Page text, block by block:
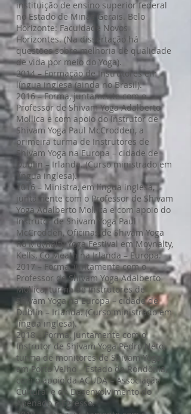
instituição de ensino superior federal
no Estado de Minas Gerais. Belo
Horizonte: Faculdade Novos
Horizontes. (Na dissertação há
questões sobre melhoria de qualidade
de vida por meio do Yoga).
2014 – Formação de Instrutores em
língua inglesa (ainda no Brasil).
2016 – Forma, juntamente com o
Professor de Shivam Yoga Adalberto
Mollica e com apoio do Instrutor de
Shivam Yoga Paul McCrodden, a
primeira turma de Instrutores de
Shivam Yoga na Europa – cidade de
Dublin – Irlanda. (Curso ministrado em
língua inglesa).
2016 – Ministra, em língua inglesa,
juntamente com o Professor de Shivam
Yoga Adalberto Mollica e com apoio do
Instrutor de Shivam Yoga Paul
McCrodden, Oficinas de Shivam Yoga
no Moynalty Yoga Festival em Moynalty,
Kells, Co Meath na Irlanda – Europa.
2017 – Forma, juntamente com o
Professor de Shivam Yoga Adalberto
Mollica, turma de Instrutores de
Shivam Yoga na Europa – cidade de
Dublin – Irlanda. (Curso ministrado em
língua inglesa).
2018 – Forma, juntamente com o
Instrutor de Shivam Yoga Pedro Neto,
turma de monitores de Shivam Yoga
em Porto Velho – Estado de Rondônia,
com o apoio da ACUDA – Associação
Cultural e de Desenvolvimento do
Apenado e Egresso.